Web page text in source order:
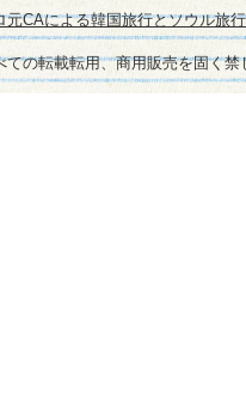
元CAによる韓国旅行とソウル旅
の転載転用、商用販売を固く禁